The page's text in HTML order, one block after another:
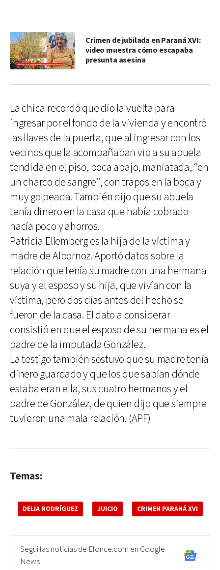
Crimen de jubilada en Paraná XVI:
video muestra cómo escapaba
presunta asesina
La chica recordó que dio la vuelta para
ingresar por el fondo de la vivienda y encontró
las llaves de la puerta, que al ingresar con los
vecinos que la acompañaban vio a su abuela
tendida en el piso, boca abajo, maniatada, “en
un charco de sangre”, con trapos en la boca y
muy golpeada. También dijo que su abuela
tenía dinero en la casa que había cobrado
hacía poco y ahorros.
Patricia Ellemberg es la hija de la víctima y
madre de Albornoz. Aportó datos sobre la
relación que tenía su madre con una hermana
suya y el esposo y su hija, que vivían con la
víctima, pero dos días antes del hecho se
fueron de la casa. El dato a considerar
consistió en que el esposo de su hermana es el
padre de la imputada González.
La testigo también sostuvo que su madre tenía
dinero guardado y que los que sabían dónde
estaba eran ella, sus cuatro hermanos y el
padre de González, de quien dijo que siempre
tuvieron una mala relación. (APF)
Temas:
DELIA RODRÍGUEZ JUICIO CRIMEN PARANÁ XVI
Seguí las noticias de Elonce.com en Google
News